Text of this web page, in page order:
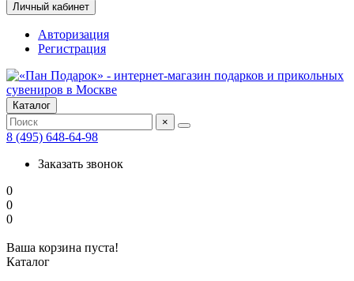
Личный кабинет
Авторизация
Регистрация
Каталог
×
8 (495) 648-64-98
Заказать звонок
0
0
0
Ваша корзина пуста!
Каталог